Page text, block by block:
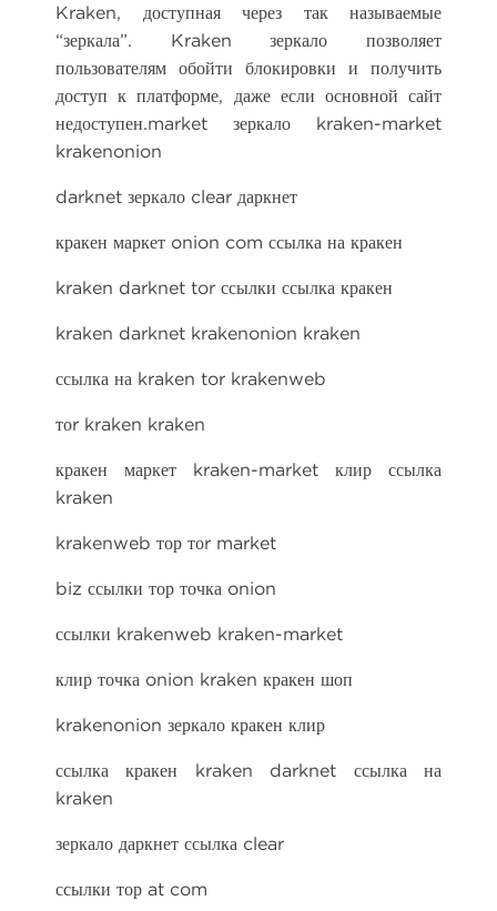
Kraken, доступная через так называемые
“зеркала”. Kraken зеркало позволяет
пользователям обойти блокировки и получить
доступ к платформе, даже если основной сайт
недоступен.market зеркало kraken-market
krakenonion
darknet зеркало clear даркнет
кракен маркет onion com ссылка на кракен
kraken darknet tor ссылки ссылка кракен
kraken darknet krakenonion kraken
ссылка на kraken tor krakenweb
тоr kraken kraken
кракен маркет kraken-market клир ссылка
kraken
krakenweb тор тоr market
biz ссылки тор точка onion
ссылки krakenweb kraken-market
клир точка onion kraken кракен шоп
krakenonion зеркало кракен клир
ссылка кракен kraken darknet ссылка на
kraken
зеркало даркнет ссылка clear
ссылки тор at com